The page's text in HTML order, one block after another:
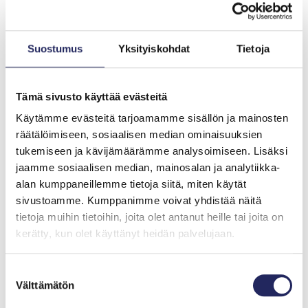
Suostumus Yksityiskohdat Tietoja
Tämä sivusto käyttää evästeitä
Käytämme evästeitä tarjoamamme sisällön ja mainosten
räätälöimiseen, sosiaalisen median ominaisuuksien
tukemiseen ja kävijämäärämme analysoimiseen. Lisäksi
jaamme sosiaalisen median, mainosalan ja analytiikka-
alan kumppaneillemme tietoja siitä, miten käytät
sivustoamme. Kumppanimme voivat yhdistää näitä
tietoja muihin tietoihin, joita olet antanut heille tai joita on
kerätty, kun olet käyttänyt heidän palvelujaan.
valinta
Välttämätön
Nähty ja koettu piirtyy
sivulle
Asian lisäksi Tuurnalan tekstiä maustavat
omakohtaiset kokemukset ja tarinat laivoista ja
elämästä. Kirjan mukana eletään kirjoittajan
lapsuusvuosia ”kun messin avonaisesta ikkunasta
leijuva paistuvien lättyjen tuoksu lumoaa miehenalun ja
lujittaa päätöstä elämänmittaiselle meriupseerin
uralle”.
merisotilaana ja taitavana kuvataitelijana kiteytyy
menneiden aikojen alusten kuvauksissa. Sivellin on